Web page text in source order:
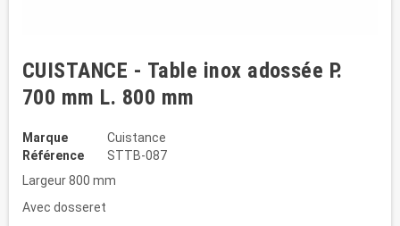
CUISTANCE - Table inox adossée P.
700 mm L. 800 mm
Marque
Cuistance
Référence
STTB-087
Largeur 800 mm
Avec dosseret